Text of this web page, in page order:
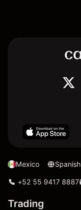
Mexico Spanish
+52 55 9417 8887
Trading